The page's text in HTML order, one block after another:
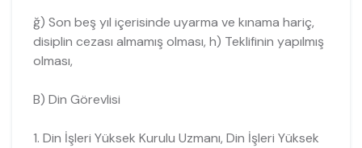
ğ) Son beş yıl içerisinde uyarma ve kınama hariç,
disiplin cezası almamış olması, h) Teklifinin yapılmış
olması,
B) Din Görevlisi
1. Din İşleri Yüksek Kurulu Uzmanı, Din İşleri Yüksek